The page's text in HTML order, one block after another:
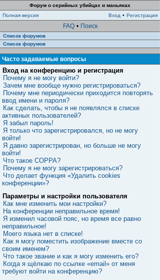
Форум о серийных убийцах и маньяках
Полная версия
Вход • Регистрация
FAQ • Поиск
Список форумов
Список форумов
Часто задаваемые вопросы
Вход на конференцию и регистрация
Почему я не могу войти?
Зачем мне вообще нужно регистрироваться?
Почему мне периодически приходится повторять
ввод имени и пароля?
Как сделать, чтобы я не появлялся в списке
активных пользователей?
Я забыл пароль!
Я только что зарегистрировался, но не могу
войти!
Я давно зарегистрирован, но больше не могу
войти!
Что такое COPPA?
Почему я не могу зарегистрироваться?
Что делает функция «Удалить cookies
конференции»?
Параметры и настройки пользователя
Как мне изменить мои настройки?
На конференции неправильное время!
Я изменил часовой пояс, но время все равно
неправильное!
Моего языка нет в списке!
Как я могу поместить изображение вместе со
своим именем?
Что такое звание и как я могу изменить его?
Когда я щёлкаю по ссылке «email» от меня
требуют войти на конференцию?